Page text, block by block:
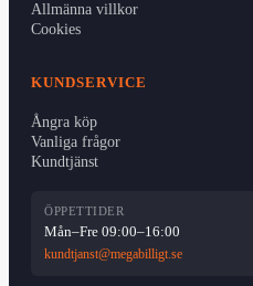
Allmänna villkor
Cookies
KUNDSERVICE
Ångra köp
Vanliga frågor
Kundtjänst
ÖPPETTIDER
Mån–Fre 09:00–16:00
kundtjanst@megabilligt.se